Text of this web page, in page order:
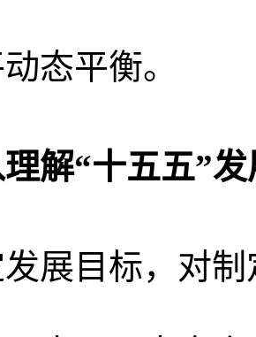
态平衡。
解“十五五”
展目标，对